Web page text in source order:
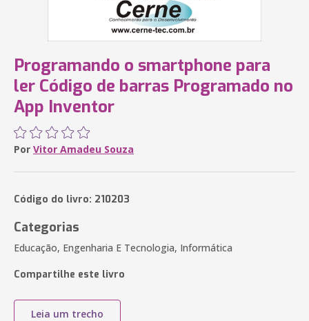
Programando o smartphone para
ler Código de barras Programado no
App Inventor
Por Vitor Amadeu Souza
Código do livro: 210203
Categorias
Educação, Engenharia E Tecnologia, Informática
Compartilhe este livro
Leia um trecho